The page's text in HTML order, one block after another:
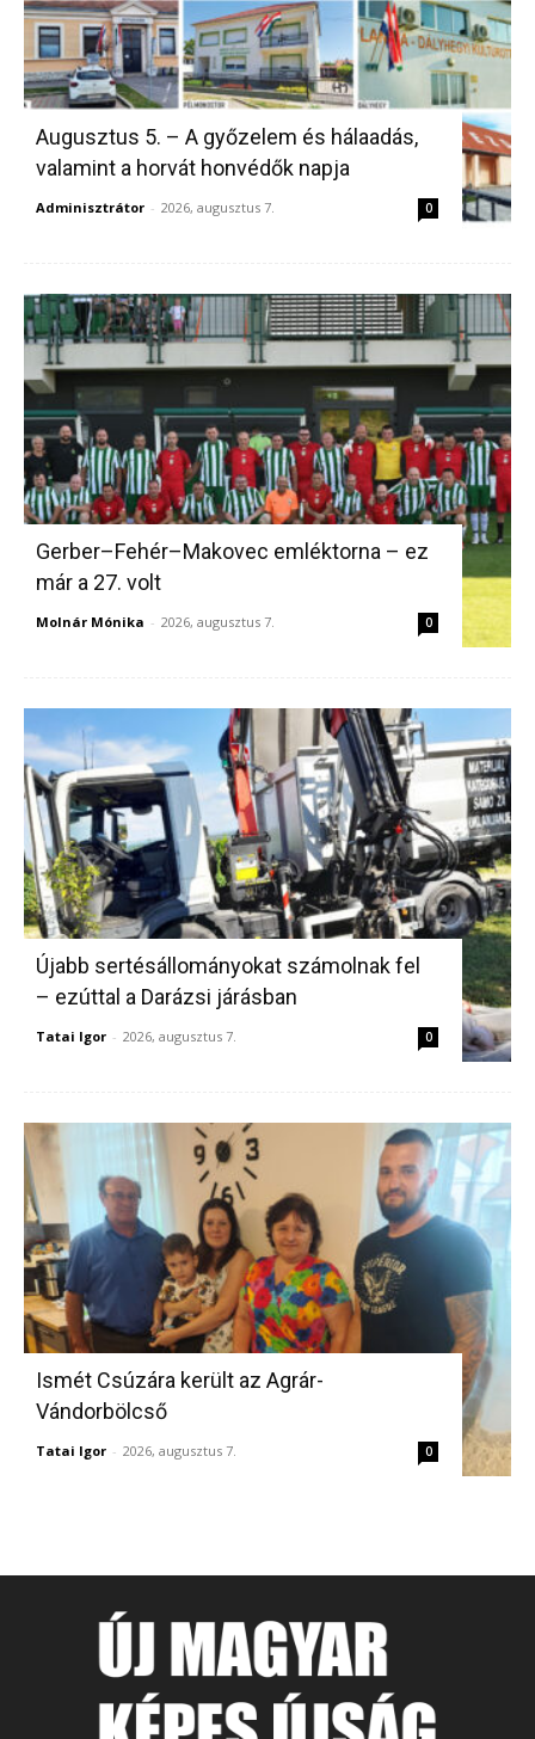
Augusztus 5. – A győzelem és hálaadás,
valamint a horvát honvédők napja
Adminisztrátor - 2026, augusztus 7. 0
Gerber–Fehér–Makovec emléktorna – ez
már a 27. volt
Molnár Mónika - 2026, augusztus 7. 0
Újabb sertésállományokat számolnak fel
– ezúttal a Darázsi járásban
Tatai Igor - 2026, augusztus 7. 0
Ismét Csúzára került az Agrár-
Vándorbölcső
Tatai Igor - 2026, augusztus 7. 0